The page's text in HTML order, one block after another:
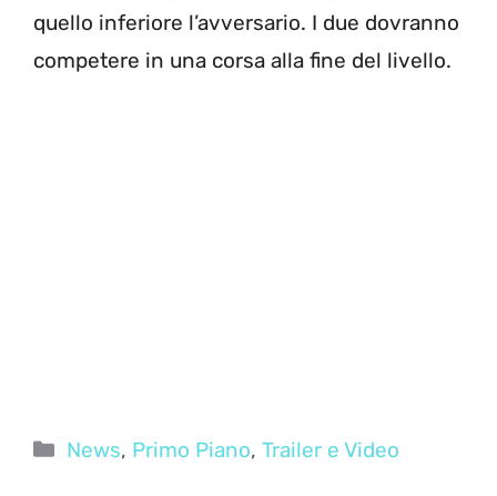
quello inferiore l’avversario. I due dovranno
competere in una corsa alla fine del livello.
Categorie
News, Primo Piano,Trailer e Video